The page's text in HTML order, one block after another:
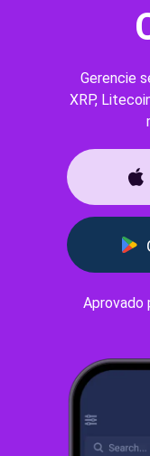
Gerencie
XRP,
Aprovado